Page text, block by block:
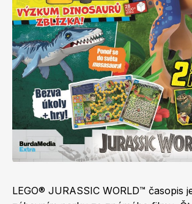
Apetit
Svět ženy Marianne
LEGO® JURASSIC WORLD™ časopis